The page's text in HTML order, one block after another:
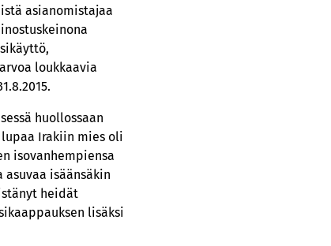
asianomistajaa
loukkaavia
huollossaan
Irakiin mies oli
isovanhempiensa
isäänsäkin
heidät
lisäksi